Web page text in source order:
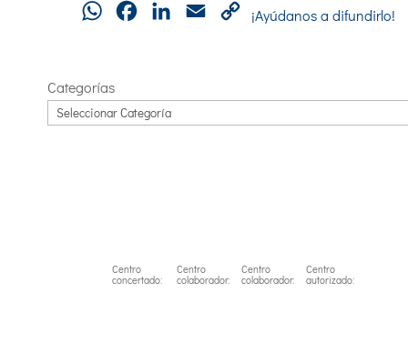
WhatsAppFacebookLinkedInEmail
Copy
¡Ayúdanos a difundirlo!
Categorías
Centro
concertado:
Centro
colaborador:
Centro
colaborador:
Centro
autorizado: